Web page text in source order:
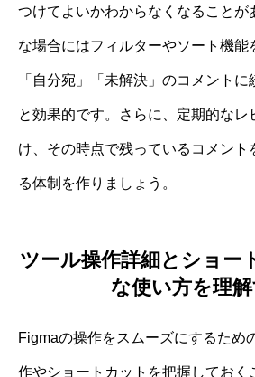
つけてよいかわからなくなることが
な場合にはフィルターやソート機能
「自分宛」「未解決」のコメント
と効果的です。さらに、定期的なレ
け、その時点で残っているコメント
る体制を作りましょう。
ツール操作詳細とショー
な使い方を理
Figmaの操作をスムーズにするため
作やショートカットを把握しておく